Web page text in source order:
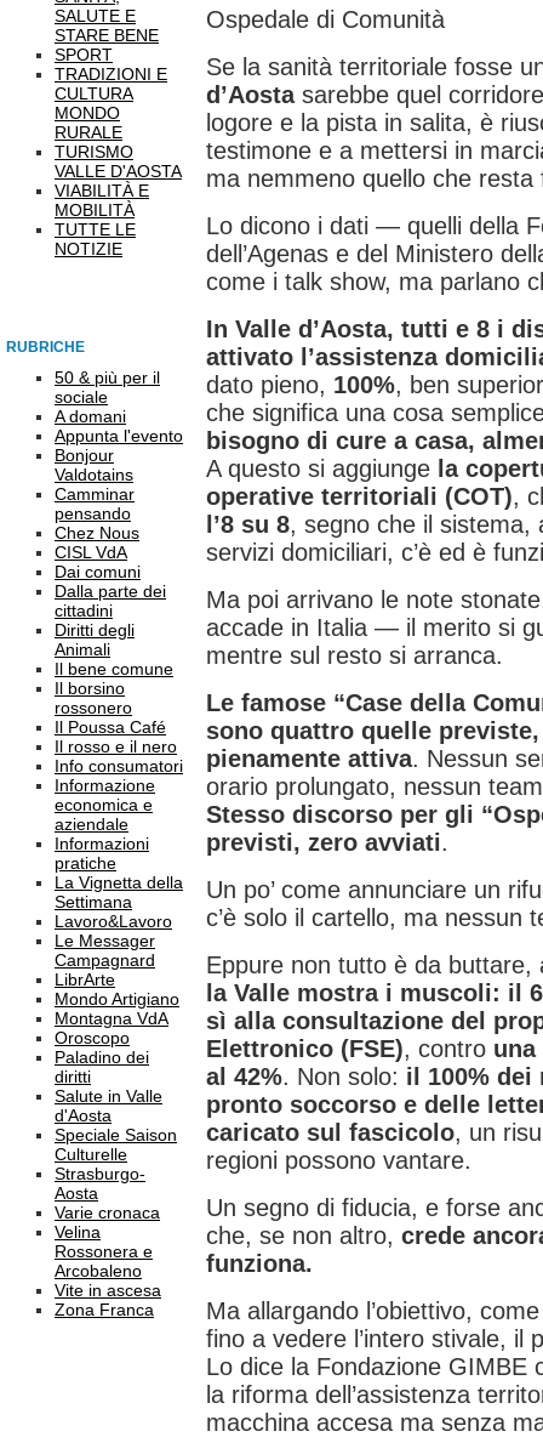
SALUTE E
STARE BENE
SPORT
TRADIZIONI E
CULTURA
MONDO
RURALE
TURISMO
VALLE D'AOSTA
VIABILITÀ E
MOBILITÀ
TUTTE LE
NOTIZIE
RUBRICHE
50 & più per il
sociale
A domani
Appunta l'evento
Bonjour
Valdotains
Camminar
pensando
Chez Nous
CISL VdA
Dai comuni
Dalla parte dei
cittadini
Diritti degli
Animali
Il bene comune
Il borsino
rossonero
Il Poussa Café
Il rosso e il nero
Info consumatori
Informazione
economica e
aziendale
Informazioni
pratiche
La Vignetta della
Settimana
Lavoro&Lavoro
Le Messager
Campagnard
LibrArte
Mondo Artigiano
Montagna VdA
Oroscopo
Paladino dei
diritti
Salute in Valle
d'Aosta
Speciale Saison
Culturelle
Strasburgo-
Aosta
Varie cronaca
Velina
Rossonera e
Arcobaleno
Vite in ascesa
Zona Franca
Ospedale di Comunità
Se la sanità territoriale fosse
d’Aostasarebbe quel
logore e la pista in salita, è
testimone e a mettersi in
ma nemmeno quello che
Lo dicono i dati — quelli della
dell’Agenas e del Ministero
come i talk show, ma parlano
In Valle d’Aosta, tutti e 8 i
attivato l’assistenza
dato pieno, 100%, ben
che significa una cosa
bisogno di cure a casa,
A questo si aggiunge la
operative territoriali (COT),
l’8 su 8, segno che il sistema,
servizi domiciliari, c’è ed è
Ma poi arrivano le note
accade in Italia — il merito si
mentre sul resto si arranca.
Le famose “Case della
sono quattro quelle
pienamente attiva. Nessun
orario prolungato, nessun
Stesso discorso per gli
previsti, zero avviati.
Un po’ come annunciare un
c’è solo il cartello, ma nessun
Eppure non tutto è da
la Valle mostra i muscoli: il
sì alla consultazione del
Elettronico (FSE), contro una
al 42%. Non solo: il 100%
pronto soccorso e delle
caricato sul fascicolo, un
regioni possono vantare.
Un segno di fiducia, e forse
che, se non altro, crede
funziona.
Ma allargando l’obiettivo,
fino a vedere l’intero stivale, il
Lo dice la Fondazione GIMBE
la riforma dell’assistenza
macchina accesa ma senza